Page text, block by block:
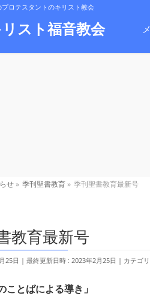
ロテスタントのキリスト教会
せ » 季刊聖書教育 » 季刊聖書教育最新号
教育最新号
25日 最終更新日時 : 2023年2月25日 カテゴ
ことばによる導き」